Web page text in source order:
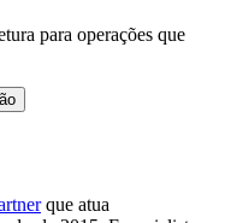
para operações que
que atua